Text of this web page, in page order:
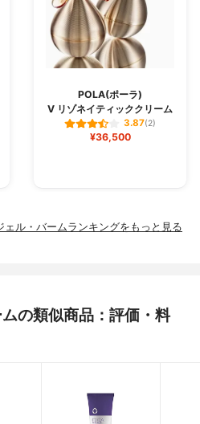
POLA(ポーラ)
V リゾネイティッククリーム
3.87(2)
¥36,500
ェル・バームランキングをもっと見る
の類似商品：評価・料